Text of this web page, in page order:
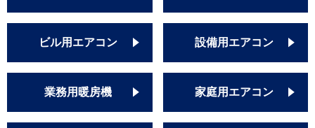
PA-P56FE6SG
PA-P56FE6SGNB
PA-P56FE6GNB
PA-P56FE6GB
ビル用エアコン 設備用エアコン
業務用暖房機 家庭用エアコン